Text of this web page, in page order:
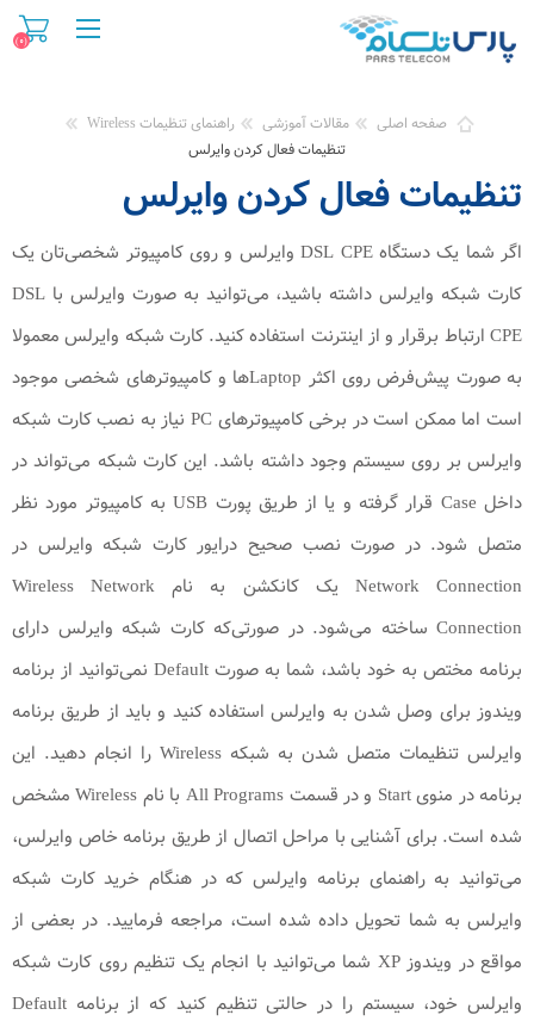
(0)
صفحه اصلی مقالات آموزشی
راهنمای تنظیمات Wireless
تنظیمات فعال کردن وایرلس
تنظیمات فعال کردن وایرلس
اگر شما یک دستگاه DSL CPE وایرلس و روی کامپیوتر شخصی‌تان یک
کارت شبکه وایرلس داشته باشید، می‌توانید به صورت وایرلس با DSL
CPE ارتباط برقرار و از اینترنت استفاده کنید. کارت شبکه وایرلس معمولا
به صورت پیش‌فرض روی اکثر Laptopها و کامپیوترهای شخصی موجود
است اما ممکن است در برخی کامپیوترهای PC نیاز به نصب کارت شبکه
وایرلس بر روی سیستم وجود داشته باشد. این کارت شبکه می‌تواند در
داخل Case قرار گرفته و یا از طریق پورت USB به کامپیوتر مورد نظر
متصل شود. در صورت نصب صحیح درایور کارت شبکه وایرلس در
Network Connection یک کانکشن به نام Wireless Network
Connection ساخته می‌شود. در صورتی‌که کارت شبکه وایرلس دارای
برنامه مختص به خود باشد، شما به صورت Default نمی‌توانید از برنامه
ویندوز برای وصل شدن به وایرلس استفاده کنید و باید از طریق برنامه
وایرلس تنظیمات متصل شدن به شبکه Wireless را انجام دهید. این
برنامه در منوی Start و در قسمت All Programs با نام Wireless مشخص
شده است. برای آشنایی با مراحل اتصال از طریق برنامه خاص وایرلس،
می‌توانید به راهنمای برنامه وایرلس که در هنگام خرید کارت شبکه
وایرلس به شما تحویل داده شده است، مراجعه فرمایید. در بعضی از
مواقع در ویندوز XP شما می‌توانید با انجام یک تنظیم روی کارت شبکه
وایرلس خود، سیستم را در حالتی تنظیم کنید که از برنامه Default